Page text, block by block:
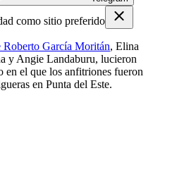
como sitio preferido
Roberto García Moritán, Elina
y Angie Landaburu, lucieron
en el que los anfitriones fueron
en Punta del Este.